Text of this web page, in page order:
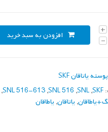
افزودن به سبد خرید
پوسته یاتاقان SKF
SKF
,
SNL
,
SNL 516
,
SNL 516-613
,
, یاتاقان, یاطاقان